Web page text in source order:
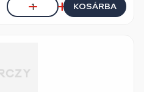
KOSÁRBA